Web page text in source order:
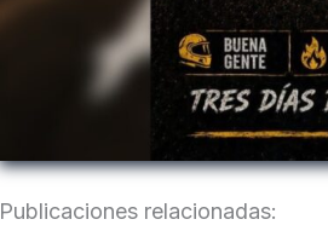
Publicaciones relacionadas: